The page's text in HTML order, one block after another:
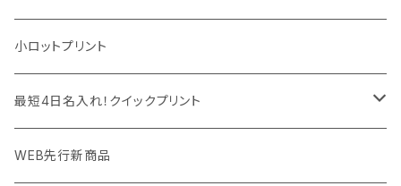
モバイル周辺グッズ
PC周辺グッズ
マスク・フェイスシールド
測定・測量用品
加湿器・オゾン発生器
ドリンクフェア
ボトル・タンブラー
ポーチ・巾着
エンタメグッズ・イベント会場物販品
ご当地グッズ・オリジナルお土産品
フルカラー印刷ノベルティ
小ロットプリント
最短4日名入れ！クイックプリント
クイック印刷対応トートバッグ・エコバッグ
WEB先行新商品